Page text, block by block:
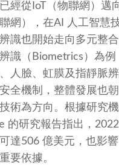
經從IoT（物聯網）邁
網），在AI 人工智慧
識也開始走向多元整
識（Biometrics）為例
人臉、虹膜及指靜脈
全機制，整體發展也
術為方向。根據研究
的研究報告指出，
達506 億美元，也影
要依據。